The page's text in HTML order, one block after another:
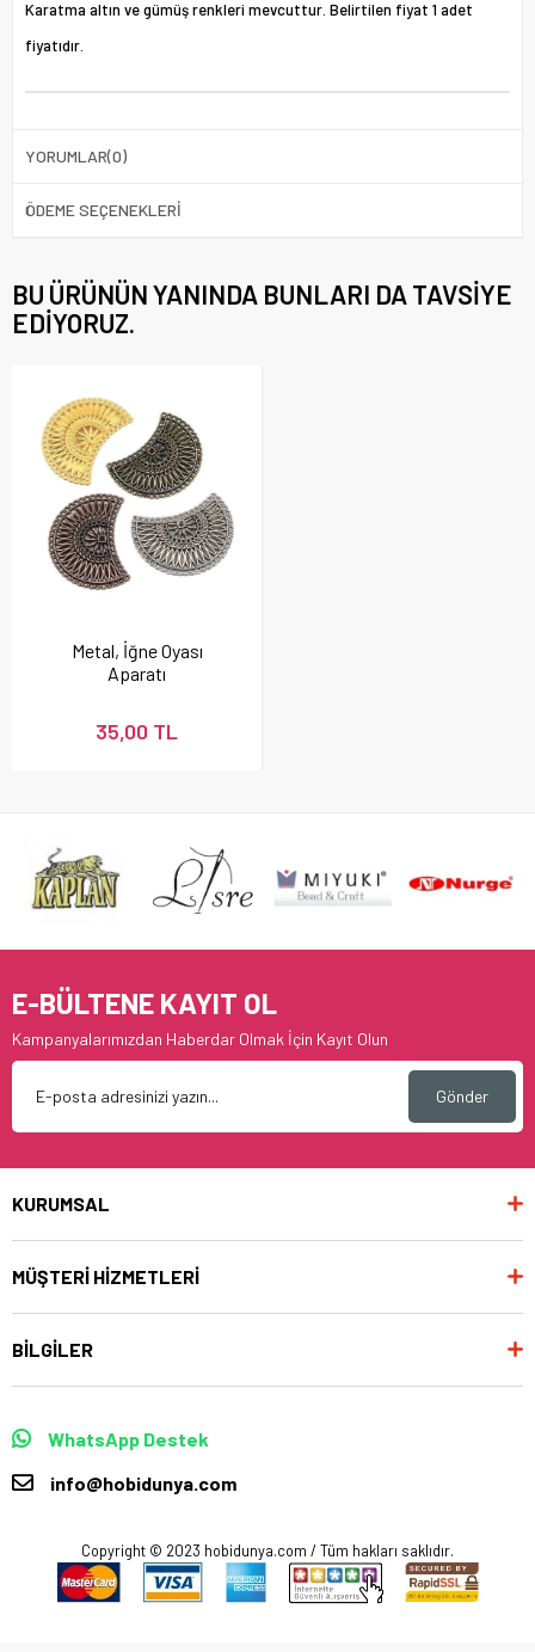
Karatma altın ve gümüş renkleri mevcuttur. Belirtilen fiyat 1 adet
fiyatıdır.
YORUMLAR(0)
ÖDEME SEÇENEKLERI
BU ÜRÜNÜN YANINDA BUNLARI DA TAVSIYE
EDIYORUZ.
Metal, İğne Oyası
Aparatı
35,00 TL
E-BÜLTENE KAYIT OL
Kampanyalarımızdan Haberdar Olmak İçin Kayıt Olun
Gönder
KURUMSAL
MÜŞTERİ HİZMETLERİ
BİLGİLER
WhatsApp Destek
info@hobidunya.com
Copyright © 2023 hobidunya.com / Tüm hakları saklıdır.